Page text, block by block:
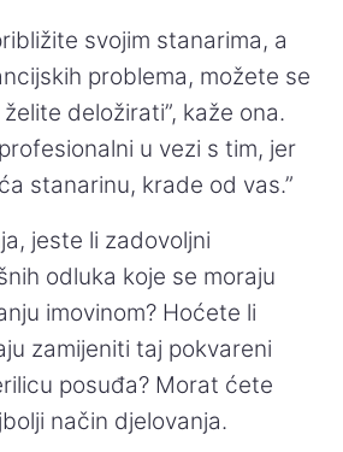
svojim stanarima, a
problema, možete se
deložirati”, kaže ona.
u vezi s tim, jer
stanarinu, krade od vas.”
jeste li zadovoljni
odluka koje se moraju
imovinom? Hoćete li
zamijeniti taj pokvareni
posuđa? Morat ćete
način djelovanja.